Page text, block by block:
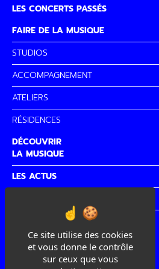
Ce site utilise des cookies
et vous donne le contrôle
sur ceux que vous
LES CONCERTS PASSÉS
FAIRE DE LA MUSIQUE
STUDIOS
ACCOMPAGNEMENT
ATELIERS
RÉSIDENCES
DÉCOUVRIR
LA MUSIQUE
LES ACTUS
LA MUSIQUE